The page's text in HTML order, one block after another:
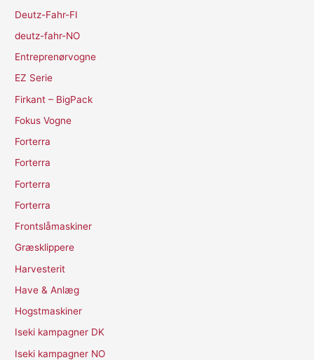
Deutz-Fahr-FI
deutz-fahr-NO
Entreprenørvogne
EZ Serie
Firkant – BigPack
Fokus Vogne
Forterra
Forterra
Forterra
Forterra
Frontslåmaskiner
Græsklippere
Harvesterit
Have & Anlæg
Hogstmaskiner
Iseki kampagner DK
Iseki kampagner NO